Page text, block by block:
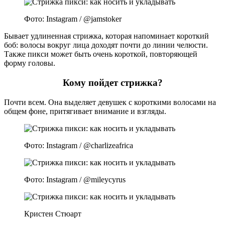
Фото: Instagram / @jamstoker
Бывает удлиненная стрижка, которая напоминает короткий
боб: волосы вокруг лица доходят почти до линии челюсти.
Также пикси может быть очень короткой, повторяющей
форму головы.
Кому пойдет стрижка?
Почти всем. Она выделяет девушек с короткими волосами на
общем фоне, притягивает внимание и взгляды.
Фото: Instagram / @charlizeafrica
Фото: Instagram / @mileycyrus
Кристен Стюарт